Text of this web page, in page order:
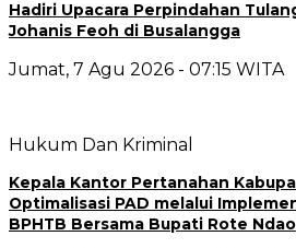
Hadiri Upacara Perpindahan
Johanis Feoh di Busalangga
Jumat, 7 Agu 2026 - 07:15 WITA
Hukum Dan Kriminal
Kepala Kantor Pertanahan
Optimalisasi PAD melalui
BPHTB Bersama Bupati Rote Ndao